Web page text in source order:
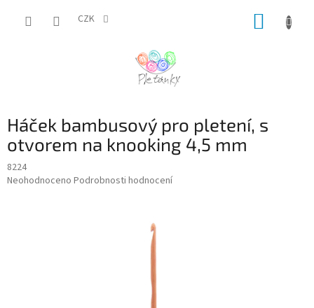
CZK
Háček bambusový pro pletení, s
otvorem na knooking 4,5 mm
8224
Průměrné
Neohodnoceno Podrobnosti hodnocení